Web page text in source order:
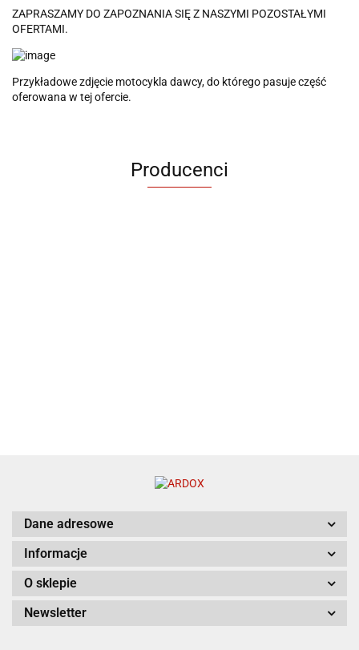
ZAPRASZAMY DO ZAPOZNANIA SIĘ Z NASZYMI POZOSTAŁYMI
OFERTAMI.
Przykładowe zdjęcie motocykla dawcy, do którego pasuje część
oferowana w tej ofercie.
Producenci
Dane adresowe
Informacje
O sklepie
Newsletter